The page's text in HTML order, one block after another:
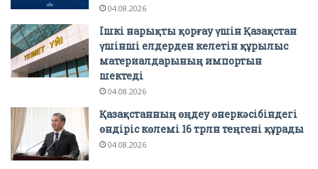
04.08.2026
Ішкі нарықты қорғау үшін Қазақстан
үшінші елдерден келетін құрылыс
материалдарының импортын
шектеді
04.08.2026
Қазақстанның өңдеу өнеркәсібіндегі
өндіріс көлемі 16 трлн теңгені құрады
04.08.2026